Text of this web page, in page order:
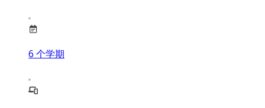
6 个学期